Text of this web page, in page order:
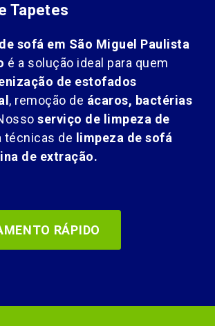
Tapetes
sofá em São Miguel Paulista
é a solução ideal para quem
de estofados
, remoção de ácaros, bactérias
serviço de limpeza de
técnicas de limpeza de sofá
de extração.
RÁPIDO